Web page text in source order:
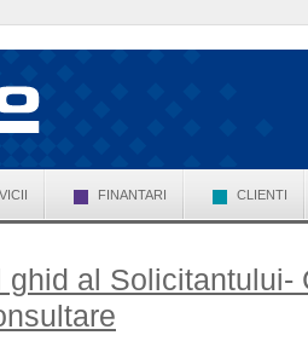
FINANTARI CLIENTI
ghid al Solicitantului-